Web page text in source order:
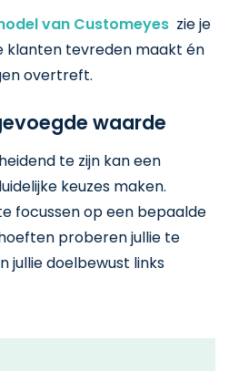
van Customeyes zie je
klanten tevreden maakt én
overtreft.
waarde
te zijn kan een
keuzes maken.
focussen op een bepaalde
proberen jullie te
jullie doelbewust links